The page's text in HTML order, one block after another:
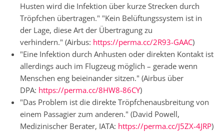
Husten wird die Infektion über kurze Strecken durch
Tröpfchen übertragen." "Kein Belüftungssystem ist in
der Lage, diese Art der Übertragung zu
verhindern." (Airbus: https://perma.cc/2R93-GAAC)
"Eine Infektion durch Anhusten oder direkten Kontakt ist
allerdings auch im Flugzeug möglich – gerade wenn
Menschen eng beieinander sitzen." (Airbus über
DPA: https://perma.cc/8HW8-86CY)
"Das Problem ist die direkte Tröpfchenausbreitung von
einem Passagier zum anderen." (David Powell,
Medizinischer Berater, IATA: https://perma.cc/J5ZX-4JRP)